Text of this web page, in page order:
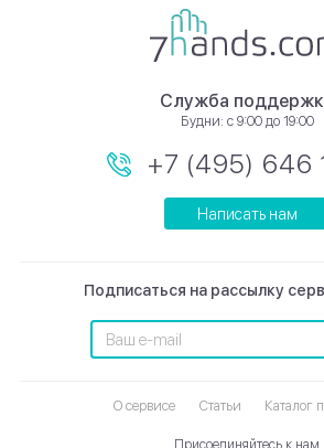
Подписаться на рассылку
Служба
Будни: с 9:00 до 19:00
+7 (495) 646
Написать нам
О сервисе Статьи Каталог
Присоединяйтесь к нам